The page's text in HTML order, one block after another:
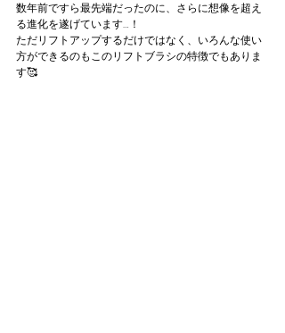
数年前ですら最先端だったのに、さらに想像を超え
る進化を遂げています…！
ただリフトアップするだけではなく、いろんな使い
方ができるのもこのリフトブラシの特徴でもありま
す🥰